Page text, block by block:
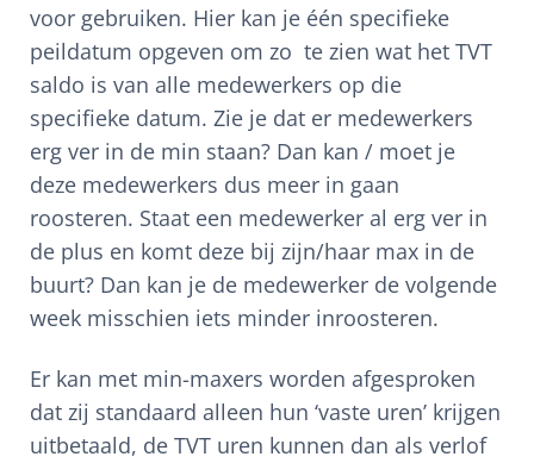
voor gebruiken. Hier kan je één specifieke
peildatum opgeven om zo te zien wat het TVT
saldo is van alle medewerkers op die
specifieke datum. Zie je dat er medewerkers
erg ver in de min staan? Dan kan / moet je
deze medewerkers dus meer in gaan
roosteren. Staat een medewerker al erg ver in
de plus en komt deze bij zijn/haar max in de
buurt? Dan kan je de medewerker de volgende
week misschien iets minder inroosteren.
Er kan met min-maxers worden afgesproken
dat zij standaard alleen hun ‘vaste uren’ krijgen
uitbetaald, de TVT uren kunnen dan als verlof